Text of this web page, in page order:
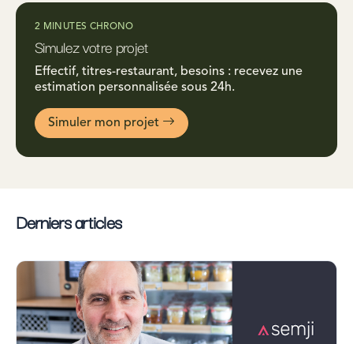
2 MINUTES CHRONO
Simulez votre projet
Effectif, titres-restaurant, besoins : recevez une
estimation personnalisée sous 24h.
Simuler mon projet
Derniers articles